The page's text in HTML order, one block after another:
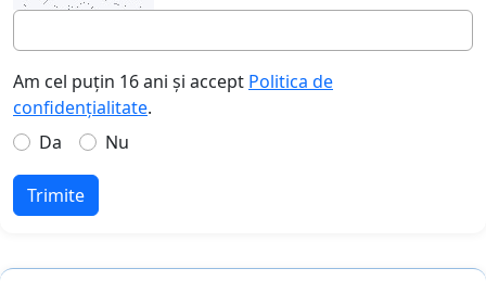
Am cel puțin 16 ani și accept Politica de
confidențialitate.
Da
Nu
Trimite